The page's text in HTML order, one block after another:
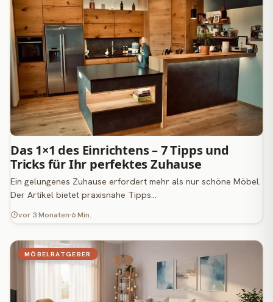
Das 1×1 des Einrichtens – 7 Tipps und
Tricks für Ihr perfektes Zuhause
Ein gelungenes Zuhause erfordert mehr als nur schöne Möbel.
Der Artikel bietet praxisnahe Tipps…
vor 3 Monaten 6 Min.
MÖBELRATGEBER